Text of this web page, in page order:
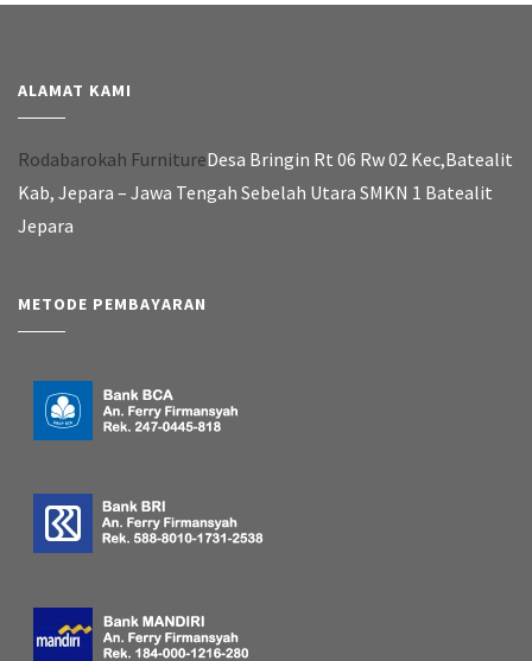
ALAMAT KAMI
Rodabarokah FurnitureDesa Bringin Rt 06 Rw 02 Kec,Batealit
Kab, Jepara – Jawa Tengah Sebelah Utara SMKN 1 Batealit
Jepara
METODE PEMBAYARAN